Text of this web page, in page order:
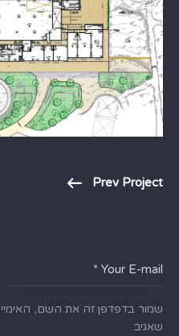
Prev Project
שמור בדפדפן זה את השם,
שאגיב.